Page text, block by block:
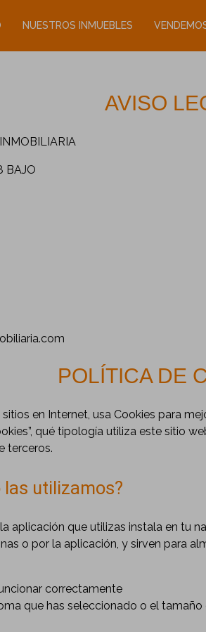
NUESTROS INMUEBLES
AVISO
BAJO
POLÍTICA DE
en Internet, usa Cookies para
qué tipología utiliza este sitio
terceros.
las utilizamos?
aplicación que utilizas instala en tu
o por la aplicación, y sirven para
correctamente
que has seleccionado o el tamaño